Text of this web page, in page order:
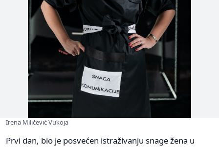
Irena Miličević Vukoja
Prvi dan, bio je posvećen istraživanju snage žena u